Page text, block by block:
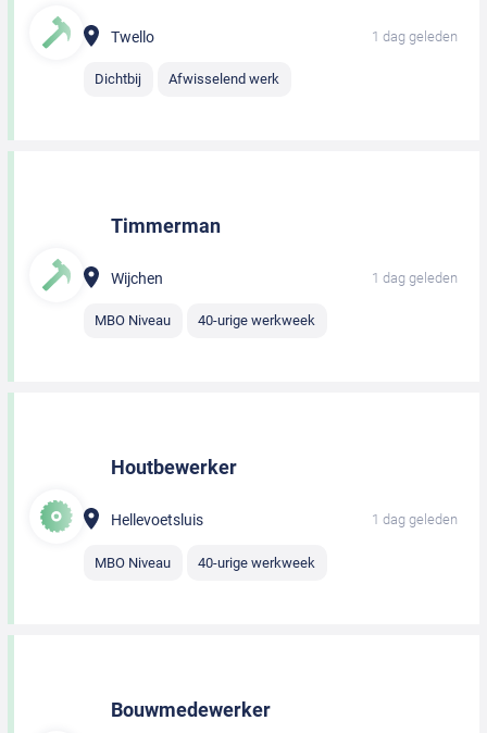
Twello 1 dag geleden
Dichtbij Afwisselend werk
Timmerman
Wijchen 1 dag geleden
MBO Niveau 40-urige werkweek
Houtbewerker
Hellevoetsluis 1 dag geleden
MBO Niveau 40-urige werkweek
Bouwmedewerker